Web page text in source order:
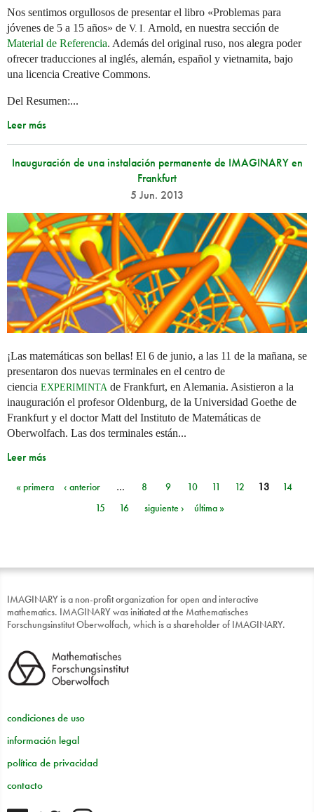
Nos sentimos orgullosos de presentar el libro «Problemas para
jóvenes de 5 a 15 años» de V. I. Arnold, en nuestra sección de
Material de Referencia. Además del original ruso, nos alegra poder
ofrecer traducciones al inglés, alemán, español y vietnamita, bajo
una licencia Creative Commons.
Del Resumen:...
Leer más
Inauguración de una instalación permanente de IMAGINARY en
Frankfurt
5 Jun. 2013
¡Las matemáticas son bellas! El 6 de junio, a las 11 de la mañana, se
presentaron dos nuevas terminales en el centro de
ciencia EXPERIMINTA de Frankfurt, en Alemania. Asistieron a la
inauguración el profesor Oldenburg, de la Universidad Goethe de
Frankfurt y el doctor Matt del Instituto de Matemáticas de
Oberwolfach. Las dos terminales están...
Leer más
Páginas
« primera ‹ anterior … 8 9 10 11 12 13
14
15
16 siguiente › última »
IMAGINARY is a non-profit organization for open and interactive
mathematics. IMAGINARY was initiated at the Mathematisches
Forschungsinstitut Oberwolfach, which is a shareholder of IMAGINARY.
condiciones de uso
información legal
política de privacidad
contacto